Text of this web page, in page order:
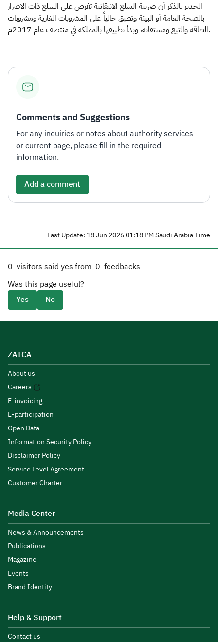
الجدير بالذكر أن ضريبة السلع الانتقائية تفرض على السلع ذات الاضرار
بالصحة العامة أو البيئة وتطبق حالياً على المشروبات الغازية ومشروبات
الطاقة والتبغ ومشتقاته، وبدأ تطبيقها بالمملكة في منتصف عام 2017م.
Comments and Suggestions
For any inquiries or notes about authority services
or current page, please fill in the required
information.
Add a comment
Last Update: 18 Jun 2026 01:18 PM Saudi Arabia Time
0 visitors said yes from 0 feedbacks
Was this page useful?
Yes
No
ZATCA
About us
Careers
E-invoicing
E-participation
Open Data
Information Security Policy
Disclaimer Policy
Service Level Agreement
Customer Charter
Media Center
News & Announcements
Publications
Magazine
Events
Brand Identity
Help & Support
Contact us